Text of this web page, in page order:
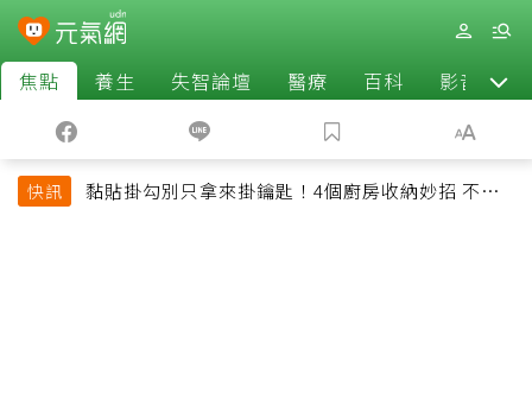
焦點 養生 失智論壇 醫療 百科 影音
快訊
黏貼掛勾別只拿來掛鑰匙！4個廚房收納妙招 不用